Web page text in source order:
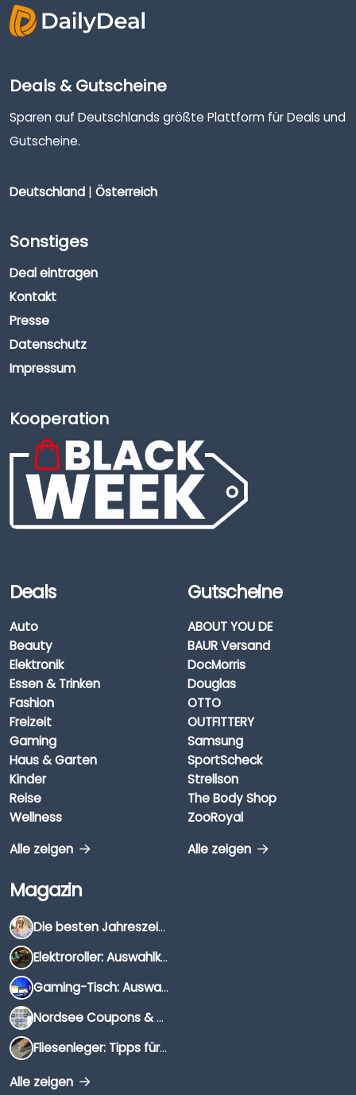
Deals & Gutscheine
Sparen auf Deutschlands größte Plattform für Deals und
Gutscheine.
Deutschland | Österreich
Sonstiges
Deal eintragen
Kontakt
Presse
Datenschutz
Impressum
Kooperation
Deals
Auto
Beauty
Elektronik
Essen & Trinken
Fashion
Freizeit
Gaming
Haus & Garten
Kinder
Reise
Wellness
Alle zeigen
Gutscheine
ABOUT YOU DE
BAUR Versand
DocMorris
Douglas
OTTO
OUTFITTERY
Samsung
SportScheck
Strellson
The Body Shop
ZooRoyal
Alle zeigen
Magazin
Die besten Jahreszeiten für Schnäppchenjäger
Elektroroller: Auswahlkriterien, Unterschiede & Tipps
Gaming-Tisch: Auswahlkriterien, Unterschiede & Tipps
Nordsee Coupons & Gutscheine 2026
Fliesenleger: Tipps für die Auswahl
Alle zeigen